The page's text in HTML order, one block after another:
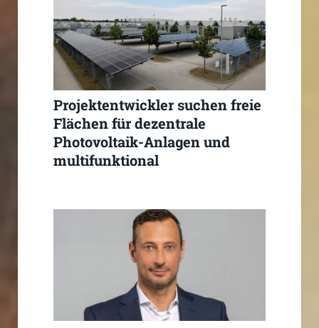
Projektentwickler suchen freie
Flächen für dezentrale
Photovoltaik-Anlagen und
multifunktional